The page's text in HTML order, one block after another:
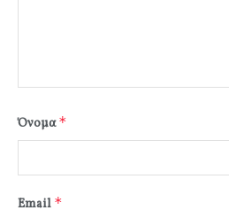
Όνομα*
Email *